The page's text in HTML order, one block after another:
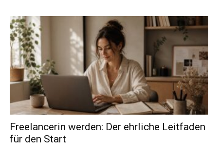
Freelancerin werden: Der ehrliche Leitfaden
für den Start